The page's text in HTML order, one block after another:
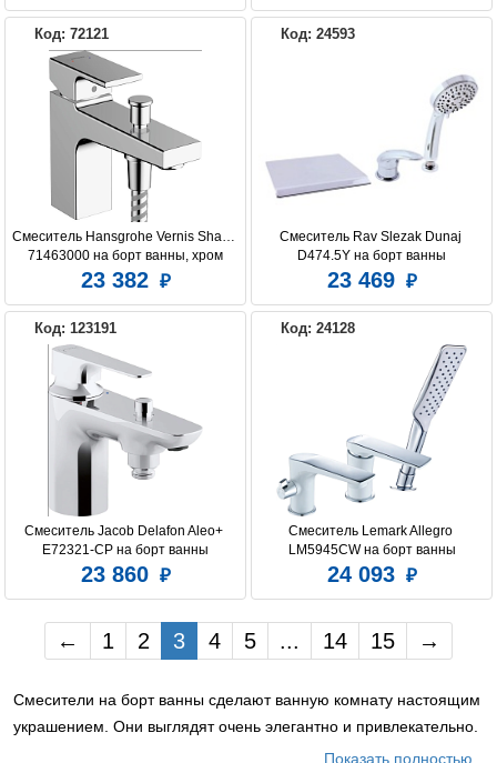
Код: 72121
Смеситель Hansgrohe Vernis Shape
71463000 на борт ванны, хром
23 382
Код: 24593
Смеситель Rav Slezak Dunaj
D474.5Y на борт ванны
23 469
Код: 123191
Смеситель Jacob Delafon Aleo+
E72321-CP на борт ванны
23 860
Код: 24128
Смеситель Lemark Allegro
LM5945CW на борт ванны
24 093
← 1 2 3 4 5 ... 14 15 →
Смесители на борт ванны сделают ванную комнату настоящим
украшением. Они выглядят очень элегантно и привлекательно.
Особенно изящно смотрятся каскадные варианты врезных
Показать полностью